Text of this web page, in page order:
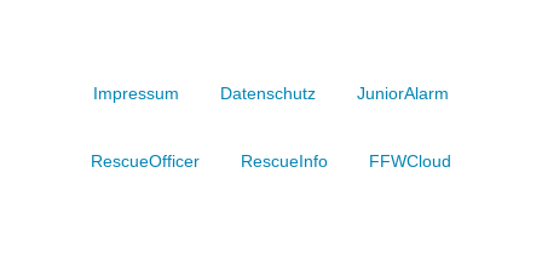
Impressum Datenschutz JuniorAlarm
RescueOfficer RescueInfo FFWCloud